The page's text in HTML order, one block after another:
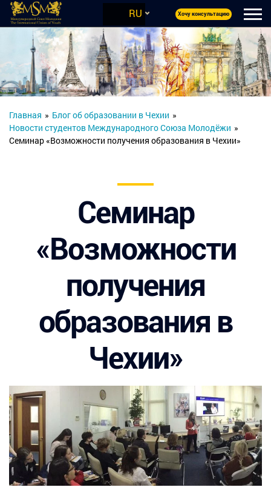
RU Хочу консультацию
Главная » Блог об образовании в Чехии »
Новости студентов Международного Союза Молодёжи »
Семинар «Возможности получения образования в Чехии»
Семинар
«Возможности
получения
образования в
Чехии»